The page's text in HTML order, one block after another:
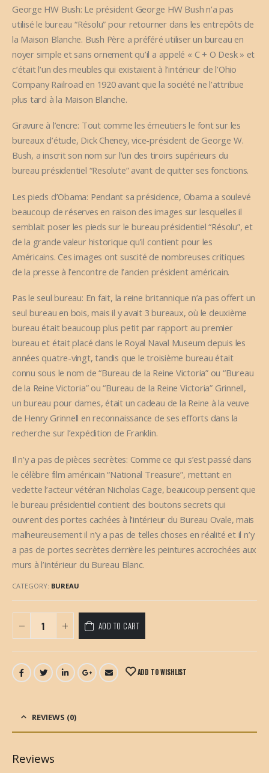
George HW Bush: Le président George HW Bush n’a pas
utilisé le bureau “Résolu” pour retourner dans les entrepôts de
la Maison Blanche. Bush Père a préféré utiliser un bureau en
noyer simple et sans ornement qu’il a appelé « C + O Desk » et
c’était l’un des meubles qui existaient à l’intérieur de l’Ohio
Company Railroad en 1920 avant que la société ne l’attribue
plus tard à la Maison Blanche.
Gravure à l’encre: Tout comme les émeutiers le font sur les
bureaux d’étude, Dick Cheney, vice-président de George W.
Bush, a inscrit son nom sur l’un des tiroirs supérieurs du
bureau présidentiel “Resolute” avant de quitter ses fonctions.
Les pieds d’Obama: Pendant sa présidence, Obama a soulevé
beaucoup de réserves en raison des images sur lesquelles il
semblait poser les pieds sur le bureau présidentiel “Résolu”, et
de la grande valeur historique qu’il contient pour les
Américains. Ces images ont suscité de nombreuses critiques
de la presse à l’encontre de l’ancien président américain.
Pas le seul bureau: En fait, la reine britannique n’a pas offert un
seul bureau en bois, mais il y avait 3 bureaux, où le deuxième
bureau était beaucoup plus petit par rapport au premier
bureau et était placé dans le Royal Naval Museum depuis les
années quatre-vingt, tandis que le troisième bureau était
connu sous le nom de “Bureau de la Reine Victoria” ou “Bureau
de la Reine Victoria” ou “Bureau de la Reine Victoria” Grinnell,
un bureau pour dames, était un cadeau de la Reine à la veuve
de Henry Grinnell en reconnaissance de ses efforts dans la
recherche sur l’expédition de Franklin.
Il n’y a pas de pièces secrètes: Comme ce qui s’est passé dans
le célèbre film américain “National Treasure”, mettant en
vedette l’acteur vétéran Nicholas Cage, beaucoup pensent que
le bureau présidentiel contient des boutons secrets qui
ouvrent des portes cachées à l’intérieur du Bureau Ovale, mais
malheureusement il n’y a pas de telles choses en réalité et il n’y
a pas de portes secrètes derrière les peintures accrochées aux
murs à l’intérieur du Bureau Blanc.
CATEGORY: BUREAU
ADD TO CART
ADD TO WISHLIST
REVIEWS (0)
Reviews